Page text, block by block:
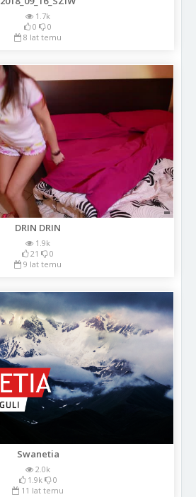
1.7k
0
0
8 lat temu
DRIN DRIN
1.9k
21
0
9 lat temu
Swanetia
2.0k
1.9k
0
11 lat temu